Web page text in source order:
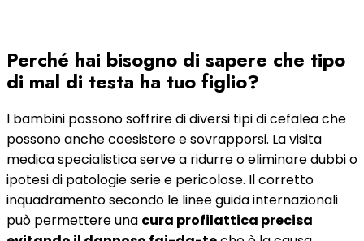
Perché hai bisogno di sapere che tipo
di mal di testa ha tuo figlio?
I bambini possono soffrire di diversi tipi di cefalea che
possono anche coesistere e sovrapporsi. La visita
medica specialistica serve a ridurre o eliminare dubbi o
ipotesi di patologie serie e pericolose. Il corretto
inquadramento secondo le linee guida internazionali
può permettere una cura profilattica precisa